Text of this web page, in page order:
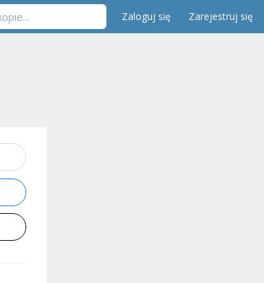
Zaloguj się Zarejestruj się